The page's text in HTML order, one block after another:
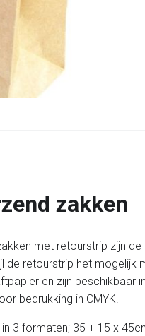
zakken
met retourstrip zijn
de retourstrip het
en zijn beschikbaar
bedrukking in CMYK.
3 formaten; 35 + 15 x